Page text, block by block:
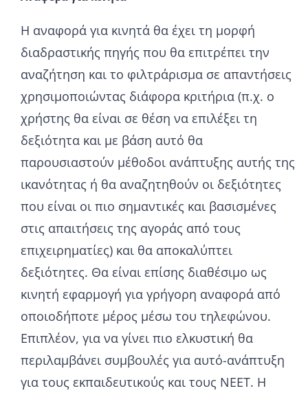
Η αναφορά για κινητά θα έχει τη μορφή
διαδραστικής πηγής που θα επιτρέπει την
αναζήτηση και το φιλτράρισμα σε απαντήσεις
χρησιμοποιώντας διάφορα κριτήρια (π.χ. ο
χρήστης θα είναι σε θέση να επιλέξει τη
δεξιότητα και με βάση αυτό θα
παρουσιαστούν μέθοδοι ανάπτυξης αυτής της
ικανότητας ή θα αναζητηθούν οι δεξιότητες
που είναι οι πιο σημαντικές και βασισμένες
στις απαιτήσεις της αγοράς από τους
επιχειρηματίες) και θα αποκαλύπτει
δεξιότητες. Θα είναι επίσης διαθέσιμο ως
κινητή εφαρμογή για γρήγορη αναφορά από
οποιοδήποτε μέρος μέσω του τηλεφώνου.
Επιπλέον, για να γίνει πιο ελκυστική θα
περιλαμβάνει συμβουλές για αυτό-ανάπτυξη
για τους εκπαιδευτικούς και τους NEET. Η